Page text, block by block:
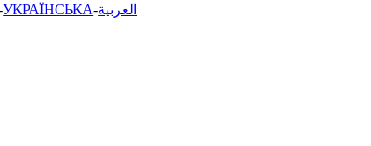
УКРАЇНСЬКА العربية